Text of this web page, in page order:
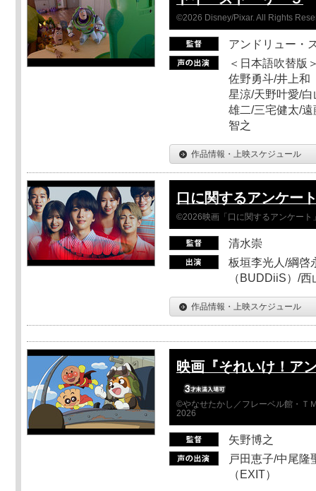
©2026 Disney/Pixar. All Rights
アンドリュー・
＜日本語吹替版
佐野勇斗/井上和
星涼/天野叶愛/
雄二/三宅健太/
智之
作品情報・上映スケジュール
口に関するアンケー
©2026映画「口に関するアンケート
清水崇
板垣李光人/綱啓
（BUDDiiS）/
作品情報・上映スケジュール
映画『それいけ！ア
©やなせたかし／フレーベル館・Ｔ
2026
矢野博之
戸田恵子/中尾隆
（EXIT）